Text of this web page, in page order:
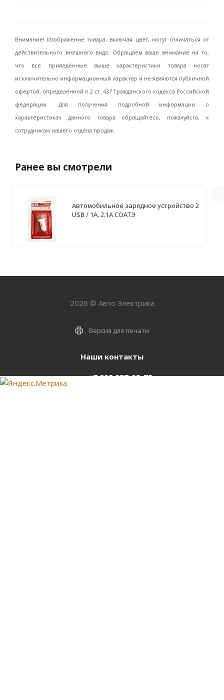
Внимание! Изображение товара, включая цвет, могут отличаться от
действительного внешнего вида. Обращаем ваше внимание на то,
что все приведённые выше характеристики товара носят
исключительно информационный характер и не являются публичной
офертой, определенной п.2 ст. 437 Гражданского кодекса Российской
федерации. Для получения подробной информации о
характеристиках данного товара обращайтесь, пожалуйста, к
сотрудникам нашего отдела продаж.
Ранее вы смотрели
Автомобильное зарядное устройство 2
USB / 1А, 2.1А СОАТЭ
2026 © Авто Электрика
Версия для печати
Наши контакты
+7 903 937-05-75